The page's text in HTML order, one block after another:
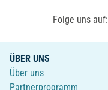
Folge uns auf:
ÜBER UNS
Über uns
Partnerprogramm